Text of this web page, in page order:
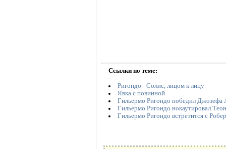
Ссылки по теме:
Ригондо - Солис, лицом к лицу
Явка с повинной
Гильермо Ригондо победил Джозефа
Гильермо Ригондо нокаутировал
Гильермо Ригондо встретится с